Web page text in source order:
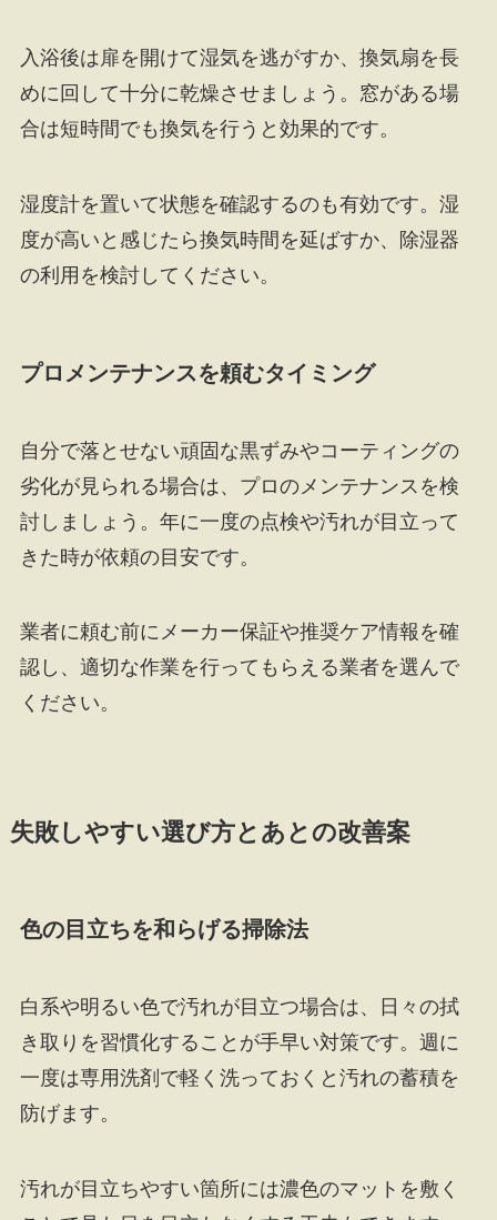
入浴後は扉を開けて湿気を逃がすか、換気扇を長
めに回して十分に乾燥させましょう。窓がある場
合は短時間でも換気を行うと効果的です。
湿度計を置いて状態を確認するのも有効です。湿
度が高いと感じたら換気時間を延ばすか、除湿器
の利用を検討してください。
プロメンテナンスを頼むタイミング
自分で落とせない頑固な黒ずみやコーティングの
劣化が見られる場合は、プロのメンテナンスを検
討しましょう。年に一度の点検や汚れが目立って
きた時が依頼の目安です。
業者に頼む前にメーカー保証や推奨ケア情報を確
認し、適切な作業を行ってもらえる業者を選んで
ください。
失敗しやすい選び方とあとの改善案
色の目立ちを和らげる掃除法
白系や明るい色で汚れが目立つ場合は、日々の拭
き取りを習慣化することが手早い対策です。週に
一度は専用洗剤で軽く洗っておくと汚れの蓄積を
防げます。
汚れが目立ちやすい箇所には濃色のマットを敷く